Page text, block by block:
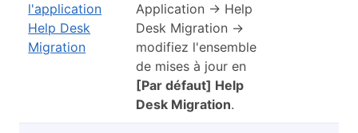
l'application
Help Desk
Migration
Application → Help
Desk Migration →
modifiez l'ensemble
de mises à jour en
[Par défaut] Help
Desk Migration.